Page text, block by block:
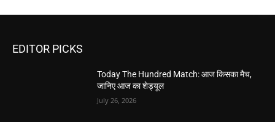
EDITOR PICKS
Today The Hundred Match: आज किसका मैच,
जानिए आज का शेड्यूल
July 26, 2026